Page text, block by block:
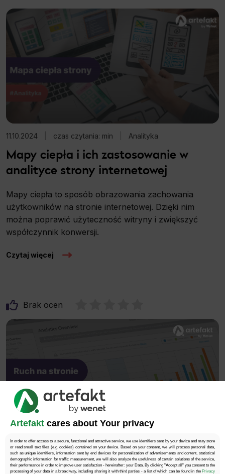
Artefakt cares about Your privacy
In order to offer access to a secure, functional and attractive service, we use identifiers sent by your device and may store
or read small text files (e.g. cookies) contained on your device. Based on your consent, we will process personal data,
such as unique identifiers, information sent by end devices for personalization of advertisements and content, statistical
demographic information for traffic measurement, we will also analyze the usefulness of certain solutions of the service,
their performance in order to improve user satisfaction - hereinafter: your Data. By clicking "Accept all" you consent to the
processing of your data in a broad way, including sharing it with third parties - a list of which can be found in the Privacy
11.10.2024 czas czytania: min Analityka
Mapy ciepła i ich zastosowanie w
analityce strony internetowej
Mapy ciepła to sposób obrazowania zachowania
użytkowników na stronie internetowej. Dzięki nim
można poprawić użyteczność witryny i zwiększyć
współczynnik konwersji.
Czytaj więcej
Brak ocen
21.05.2024 | czas czytania: 5 min | Analityka
Jak mierzyć i szacować ruch na stronie